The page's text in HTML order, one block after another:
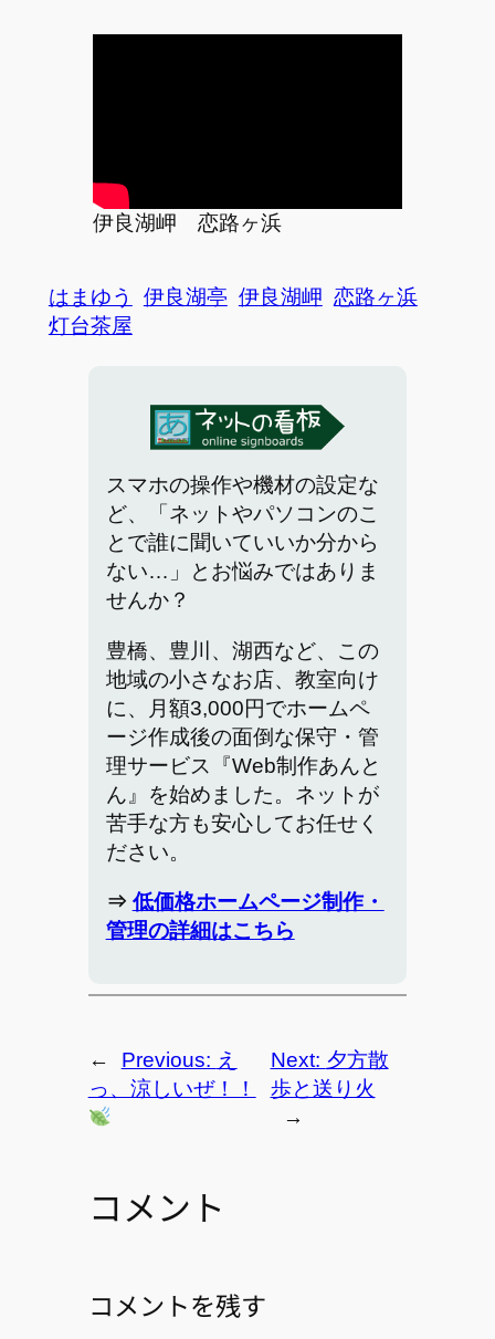
伊良湖岬 恋路ヶ浜
はまゆう 伊良湖亭 伊良湖岬 恋路ヶ浜
灯台茶屋
スマホの操作や機材の設定な
ど、「ネットやパソコンのこ
とで誰に聞いていいか分から
ない…」とお悩みではありま
せんか？
豊橋、豊川、湖西など、この
地域の小さなお店、教室向け
に、月額3,000円でホームペ
ージ作成後の面倒な保守・管
理サービス『Web制作あんと
ん』を始めました。ネットが
苦手な方も安心してお任せく
ださい。
⇒ 低価格ホームページ制作・
管理の詳細はこちら
← Previous: え
っ、涼しいぜ！！
Next: 夕方散
歩と送り火
→
コメント
コメントを残す